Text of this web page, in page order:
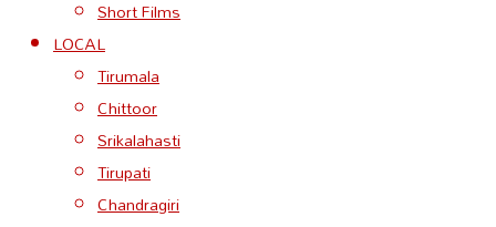
Short Films
LOCAL
Tirumala
Chittoor
Srikalahasti
Tirupati
Chandragiri